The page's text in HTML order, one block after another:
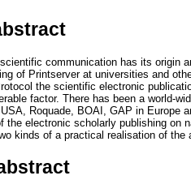
communication has its origin
of Printserver at universities and
the scientific electronic
factor. There has been a world-
Roquade, BOAI, GAP in Europe
the electronic scholarly publishing on
kinds of a practical realisation of